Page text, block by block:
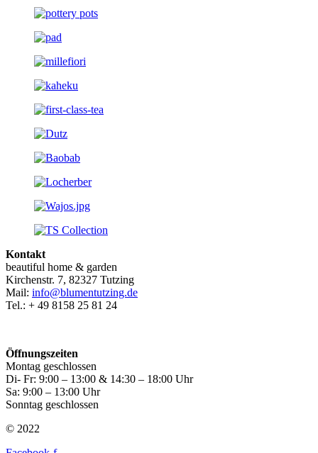
Kontakt
beautiful home & garden
Kirchenstr. 7, 82327 Tutzing
Mail: info@blumentutzing.de
Tel.: + 49 8158 25 81 24
Öffnungszeiten
Montag geschlossen
Di- Fr: 9:00 – 13:00 & 14:30 – 18:00 Uhr
Sa: 9:00 – 13:00 Uhr
Sonntag geschlossen
© 2022